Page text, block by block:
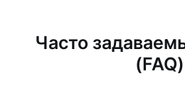
Часто
(FAQ)